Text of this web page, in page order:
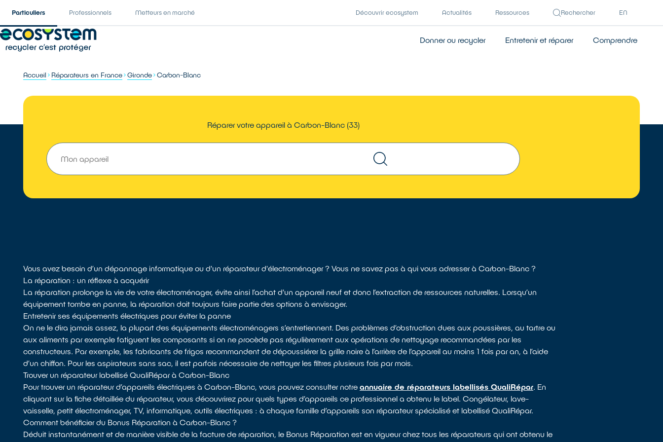
Particuliers Professionnels Metteurs en marché Découvrir ecosystem Actualités Ressources Rechercher EN
Donner ou recycler Entretenir et réparer Comprendre
Accueil Réparateurs en France Gironde Carbon-Blanc
Réparer votre appareil à Carbon-Blanc (33)
Vous avez besoin d’un dépannage informatique ou d'un réparateur d'électroménager ? Vous ne savez pas à qui vous adresser à Carbon-Blanc ?
La réparation : un réflexe à acquérir
La réparation prolonge la vie de votre électroménager, évite ainsi l’achat d'un appareil neuf et donc l’extraction de ressources naturelles. Lorsqu’un
équipement tombe en panne, la réparation doit toujours faire partie des options à envisager.
Entretenir ses équipements électriques pour éviter la panne
On ne le dira jamais assez, la plupart des équipements électroménagers s’entretiennent. Des problèmes d’obstruction dues aux poussières, au tartre ou
aux aliments par exemple fatiguent les composants si on ne procède pas régulièrement aux opérations de nettoyage recommandées par les
constructeurs. Par exemple, les fabricants de frigos recommandent de dépoussiérer la grille noire à l’arrière de l’appareil au moins 1 fois par an, à l’aide
d’un chiffon. Pour les aspirateurs sans sac, il est parfois nécessaire de nettoyer les filtres plusieurs fois par mois.
Trouver un réparateur labellisé QualiRépar à Carbon-Blanc
Pour trouver un réparateur d’appareils électriques à Carbon-Blanc, vous pouvez consulter notreannuaire de réparateurs labellisés QualiRépar. En
cliquant sur la fiche détaillée du réparateur, vous découvrirez pour quels types d’appareils ce professionnel a obtenu le label. Congélateur, lave-
vaisselle, petit électroménager, TV, informatique, outils électriques : à chaque famille d’appareils son réparateur spécialisé et labellisé QualiRépar.
Comment bénéficier du Bonus Réparation à Carbon-Blanc ?
Déduit instantanément et de manière visible de la facture de réparation, le Bonus Réparation est en vigueur chez tous les réparateurs qui ont obtenu le